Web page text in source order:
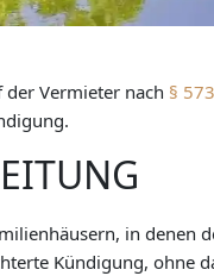
der Vermieter nach §
in denen
Kündigung, ohne